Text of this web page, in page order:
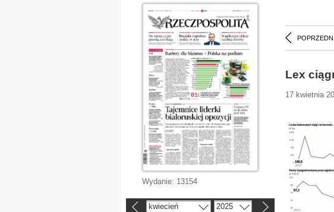
Lex
17 kwietnia
Wydanie: 13154
kwiecień 2025